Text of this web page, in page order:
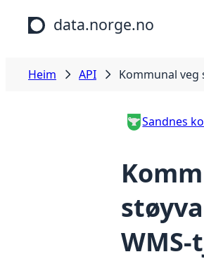
Hopp til hovudinnhald
data.norge.no
Heim API Kommunal veg
Sandnes